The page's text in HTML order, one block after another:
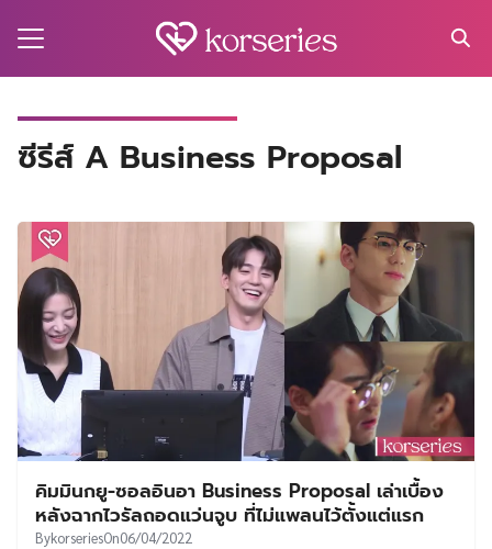
ซีรีส์ A Business Proposal
คิมมินกยู-ซอลอินอา Business Proposal เล่าเบื้อง
หลังฉากไวรัลถอดแว่นจูบ ที่ไม่แพลนไว้ตั้งแต่แรก
BykorseriesOn06/04/2022